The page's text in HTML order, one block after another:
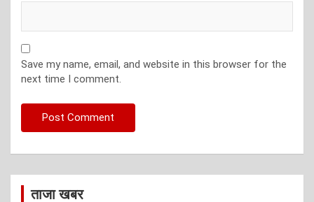
Save my name, email, and website in this browser for the
next time I comment.
ताजा खबर